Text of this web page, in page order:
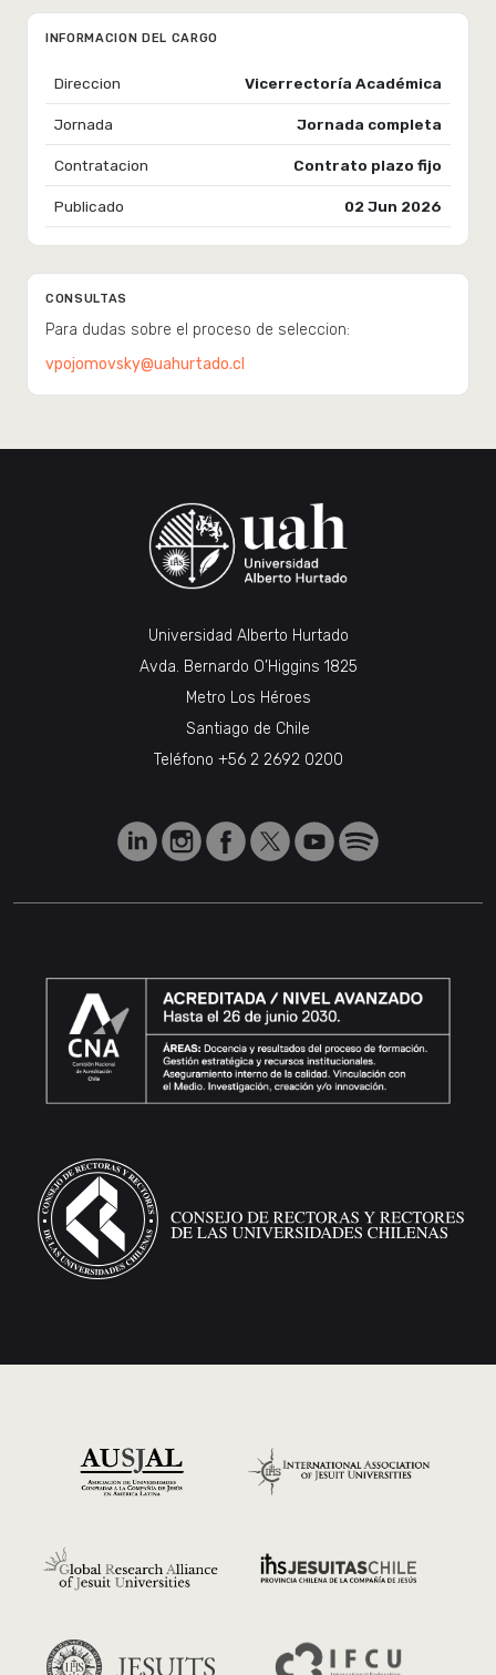
INFORMACION DEL CARGO
Direccion Vicerrectoría Académica
Jornada Jornada completa
Contratacion Contrato plazo fijo
Publicado 02 Jun 2026
CONSULTAS
Para dudas sobre el proceso de seleccion:
vpojomovsky@uahurtado.cl
Universidad Alberto Hurtado
Avda. Bernardo O’Higgins 1825
Metro Los Héroes
Santiago de Chile
Teléfono +56 2 2692 0200